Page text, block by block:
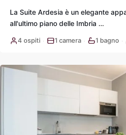
La Suite Ardesia è un elegante
all'ultimo piano delle Imbria …
4 ospiti · 1 camera · 1 bagno ·
Piazza
Popolo,